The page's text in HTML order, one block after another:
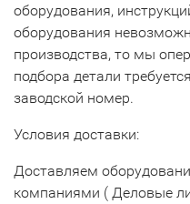
оборудования,
оборудования
производства, то мы
подбора детали
заводской номер.
Условия доставки:
Доставляем
компаниями ( Деловые